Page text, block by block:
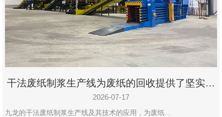
19020390
号-1
干法废纸制浆生产线为废纸的回收提供了坚实的
保障
2026-07-17
九龙的干法废纸制浆生产线及其技术的应用，为废纸…